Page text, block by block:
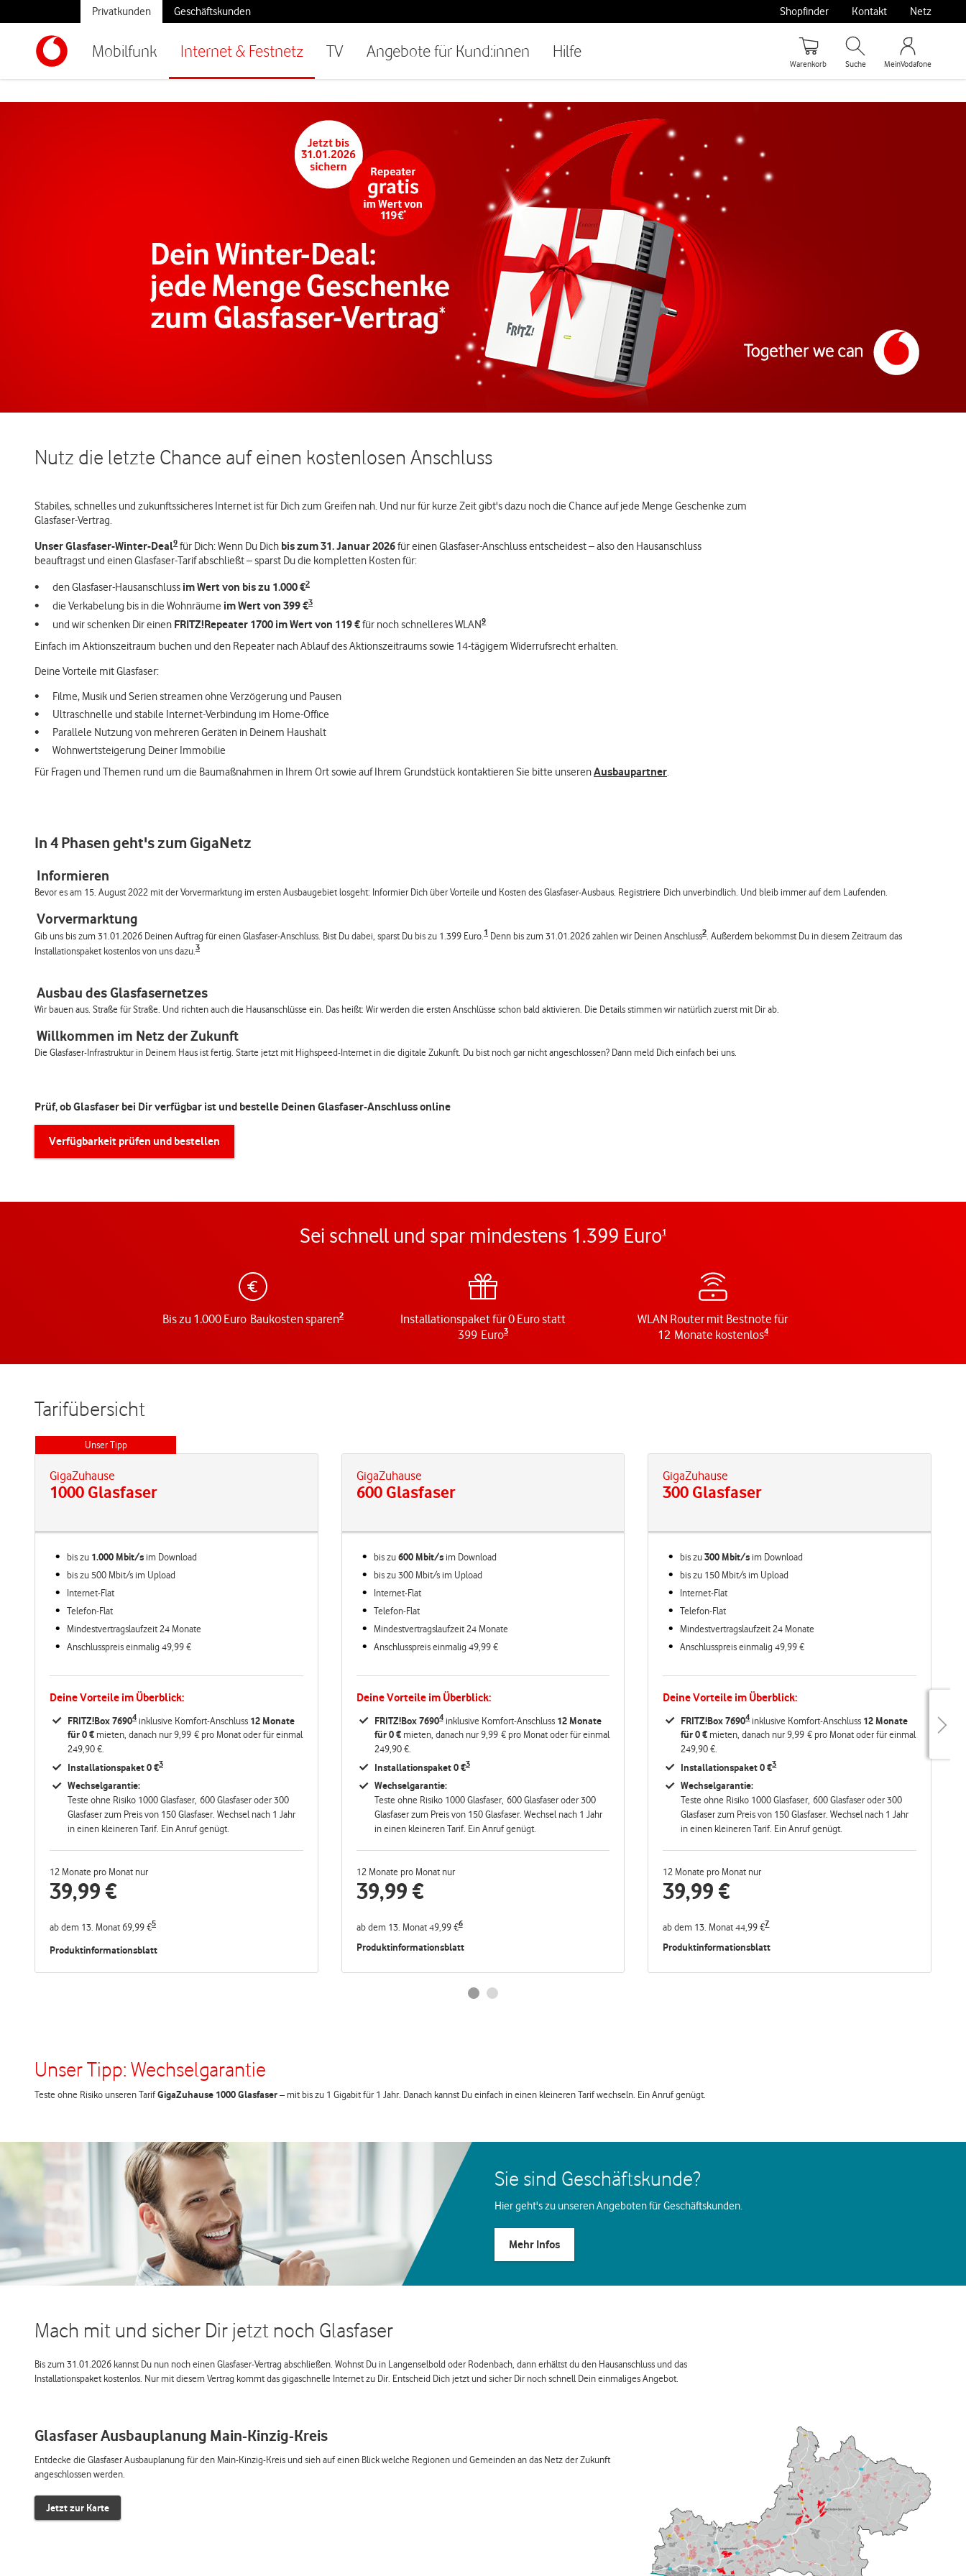
Mobilfunk Internet & Festnetz TV Angebote für Kund:innen Hilfe
Privatkunden Geschäftskunden Shopfinder Kontakt Netz
Warenkorb Suche MeinVodafone
Nutz die letzte Chance auf einen kostenlosen Anschluss
Stabiles, schnelles und zukunftssicheres Internet ist für Dich zum Greifen nah. Und nur für kurze Zeit gibt's dazu noch die Chance auf jede Menge Geschenke zum
Glasfaser-Vertrag.
Unser Glasfaser-Winter-Deal9 für Dich: Wenn Du Dich bis zum 31. Januar 2026für einen Glasfaser-Anschluss entscheidest – also den Hausanschluss
beauftragst und einen Glasfaser-Tarif abschließt – sparst Du die kompletten Kosten für:
den Glasfaser-Hausanschluss im Wert von bis zu 1.000 €2
die Verkabelung bis in die Wohnräume im Wert von 399 €3
und wir schenken Dir einen FRITZ!Repeater 1700 im Wert von 119 €für noch schnelleres WLAN9
Einfach im Aktionszeitraum buchen und den Repeater nach Ablauf des Aktionszeitraums sowie 14-tägigem Widerrufsrecht erhalten.
Deine Vorteile mit Glasfaser:
Filme, Musik und Serien streamen ohne Verzögerung und Pausen
Ultraschnelle und stabile Internet-Verbindung im Home-Office
Parallele Nutzung von mehreren Geräten in Deinem Haushalt
Wohnwertsteigerung Deiner Immobilie
Für Fragen und Themen rund um die Baumaßnahmen in Ihrem Ort sowie auf Ihrem Grundstück kontaktieren Sie bitte unserenAusbaupartner.
In 4 Phasen geht's zum GigaNetz
Informieren
Bevor es am 15. August 2022 mit der Vorvermarktung im ersten Ausbaugebiet losgeht: Informier Dich über Vorteile und Kosten des Glasfaser-Ausbaus. Registriere Dich unverbindlich. Und bleib immer auf dem Laufenden.
Vorvermarktung
Gib uns bis zum 31.01.2026 Deinen Auftrag für einen Glasfaser-Anschluss. Bist Du dabei, sparst Du bis zu 1.399 Euro. 1 Denn bis zum 31.01.2026 zahlen wir Deinen Anschluss2 . Außerdem bekommst Du in diesem Zeitraum das
Installationspaket kostenlos von uns dazu. 3
Ausbau des Glasfasernetzes
Wir bauen aus. Straße für Straße. Und richten auch die Hausanschlüsse ein. Das heißt: Wir werden die ersten Anschlüsse schon bald aktivieren. Die Details stimmen wir natürlich zuerst mit Dir ab.
Willkommen im Netz der Zukunft
Die Glasfaser-Infrastruktur in Deinem Haus ist fertig. Starte jetzt mit Highspeed-Internet in die digitale Zukunft. Du bist noch gar nicht angeschlossen? Dann meld Dich einfach bei uns.
Prüf, ob Glasfaser bei Dir verfügbar ist und bestelle Deinen Glasfaser-Anschluss online
Verfügbarkeit prüfen und bestellen
Sei schnell und spar mindestens 1.399 Euro1
Bis zu 1.000 Euro Baukosten sparen2
Installationspaket für 0 Euro statt
399 Euro3
WLAN Router mit Bestnote für
12 Monate kostenlos4
Tarifübersicht
Unser Tipp
GigaZuhause
1000 Glasfaser
bis zu 1.000 Mbit/s im Download
bis zu 500 Mbit/s im Upload
Internet-Flat
Telefon-Flat
Mindestvertragslaufzeit 24 Monate
Anschlusspreis einmalig 49,99 €
Deine Vorteile im Überblick:
FRITZ!Box 76904 inklusive Komfort-Anschluss 12 Monate
für 0 € mieten, danach nur 9,99 € pro Monat oder für einmal
249,90 €.
Installationspaket 0 €3
Wechselgarantie:
Teste ohne Risiko 1000 Glasfaser, 600 Glasfaser oder 300
Glasfaser zum Preis von 150 Glasfaser. Wechsel nach 1 Jahr
in einen kleineren Tarif. Ein Anruf genügt.
12 Monate pro Monat nur
39,99 €
ab dem 13. Monat 69,99 €5
Produktinformationsblatt
GigaZuhause
600 Glasfaser
bis zu600 Mbit/sim Download
bis zu 300 Mbit/s im Upload
Internet-Flat
Telefon-Flat
Mindestvertragslaufzeit 24 Monate
Anschlusspreis einmalig 49,99 €
Deine Vorteile im Überblick:
FRITZ!Box 76904inklusive Komfort-Anschluss 12 Monate
für 0 €mieten, danach nur 9,99 € pro Monat oder für einmal
249,90 €.
Installationspaket 0 €3
Wechselgarantie:
Teste ohne Risiko 1000 Glasfaser, 600 Glasfaser oder 300
Glasfaser zum Preis von 150 Glasfaser. Wechsel nach 1 Jahr
in einen kleineren Tarif. Ein Anruf genügt.
12 Monate pro Monat nur
39,99 €
ab dem 13. Monat 49,99 €6
Produktinformationsblatt
GigaZuhause
300 Glasfaser
bis zu300 Mbit/s im Download
bis zu 150 Mbit/s im Upload
Internet-Flat
Telefon-Flat
Mindestvertragslaufzeit 24 Monate
Anschlusspreis einmalig 49,99 €
Deine Vorteile im Überblick:
FRITZ!Box 76904inklusive Komfort-Anschluss 12 Monate
für 0 € mieten, danach nur 9,99 € pro Monat oder für einmal
249,90 €.
Installationspaket 0 €3
Wechselgarantie:
Teste ohne Risiko 1000 Glasfaser, 600 Glasfaser oder 300
Glasfaser zum Preis von 150 Glasfaser. Wechsel nach 1 Jahr
in einen kleineren Tarif. Ein Anruf genügt.
12 Monate pro Monat nur
39,99 €
ab dem 13. Monat 44,99 €7
Produktinformationsblatt
Unser Tipp: Wechselgarantie
Teste ohne Risiko unseren TarifGigaZuhause 1000 Glasfaser– mit bis zu 1 Gigabit für 1 Jahr. Danach kannst Du einfach in einen kleineren Tarif wechseln. Ein Anruf genügt.
Sie sind Geschäftskunde?
Hier geht's zu unseren Angeboten für Geschäftskunden.
Mehr Infos
Mach mit und sicher Dir jetzt noch Glasfaser
Bis zum 31.01.2026 kannst Du nun noch einen Glasfaser-Vertrag abschließen. Wohnst Du in Langenselbold oder Rodenbach, dann erhältst du den Hausanschluss und das
Installationspaket kostenlos. Nur mit diesem Vertrag kommt das gigaschnelle Internet zu Dir. Entscheid Dich jetzt und sicher Dir noch schnell Dein einmaliges Angebot.
Glasfaser Ausbauplanung Main-Kinzig-Kreis
Entdecke die Glasfaser Ausbauplanung für den Main-Kinzig-Kreis und sieh auf einen Blick welche Regionen und Gemeinden an das Netz der Zukunft
angeschlossen werden.
Jetzt zur Karte